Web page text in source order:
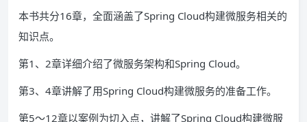
本书共分16章，全面涵盖了Spring Cloud构建微服务相关的
知识点。
第1、2章详细介绍了微服务架构和Spring Cloud。
第3、4章讲解了用Spring Cloud构建微服务的准备工作。
第5～12章以案例为切入点，讲解了Spring Cloud构建微服